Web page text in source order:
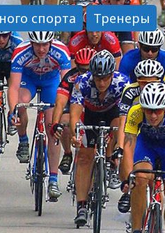
спорта Тренеры